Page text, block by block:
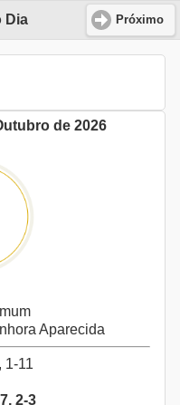
Dia Próximo
de 2026
Aparecida
1-11
2-3